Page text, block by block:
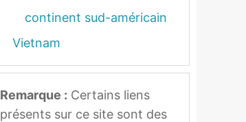
continent sud-américain
Vietnam
Remarque : Certains liens
présents sur ce site sont des